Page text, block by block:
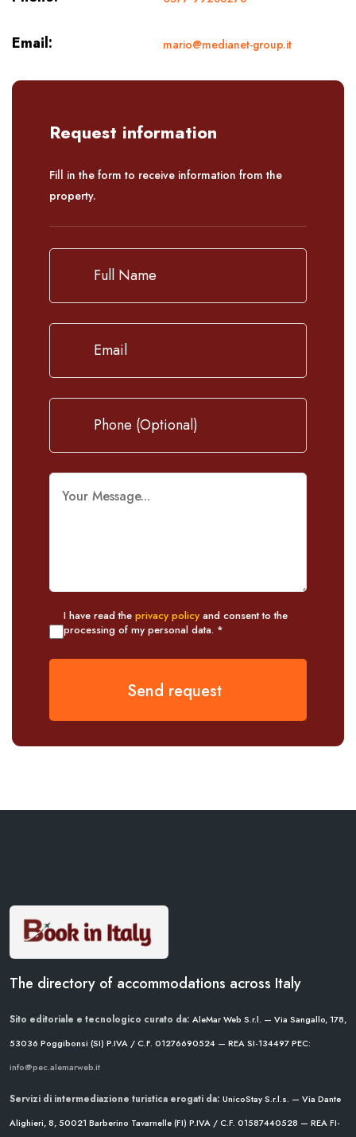
Email: mario@medianet-group.it
Request information
Fill in the form to receive information from the
property.
I have read the privacy policy and consent to the
processing of my personal data. *
Send request
The directory of accommodations across Italy
Sito editoriale e tecnologico curato da: AleMar Web S.r.l. — Via Sangallo, 178,
53036 Poggibonsi (SI) P.IVA / C.F. 01276690524 — REA SI-134497PEC:
info@pec.alemarweb.it
Servizi di intermediazione turistica erogati da: UnicoStay S.r.l.s. — Via Dante
Alighieri, 8, 50021 Barberino Tavarnelle (FI) P.IVA / C.F. 01587440528 — REA FI-